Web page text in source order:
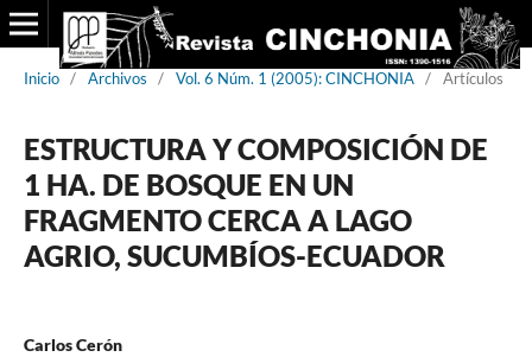
Inicio / Archivos / Vol. 6 Núm. 1 (2005): CINCHONIA / Artículos
ESTRUCTURA Y COMPOSICIÓN DE
1 HA. DE BOSQUE EN UN
FRAGMENTO CERCA A LAGO
AGRIO, SUCUMBÍOS-ECUADOR
Carlos Cerón